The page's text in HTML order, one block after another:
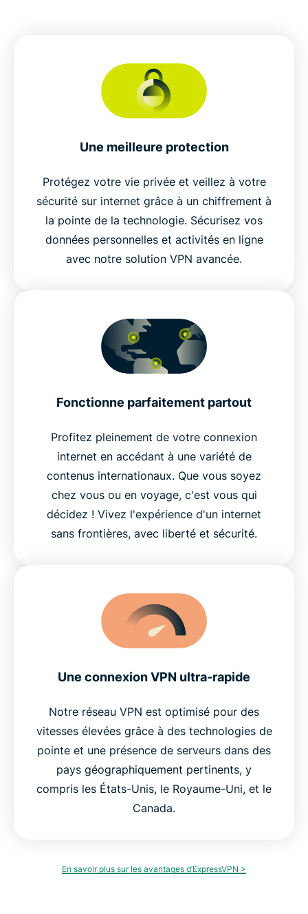
Une meilleure protection
Protégez votre vie privée et veillez à votre
sécurité sur internet grâce à un chiffrement à
la pointe de la technologie. Sécurisez vos
données personnelles et activités en ligne
avec notre solution VPN avancée.
Fonctionne parfaitement partout
Profitez pleinement de votre connexion
internet en accédant à une variété de
contenus internationaux. Que vous soyez
chez vous ou en voyage, c'est vous qui
décidez ! Vivez l'expérience d'un internet
sans frontières, avec liberté et sécurité.
Une connexion VPN ultra-rapide
Notre réseau VPN est optimisé pour des
vitesses élevées grâce à des technologies de
pointe et une présence de serveurs dans des
pays géographiquement pertinents, y
compris les États-Unis, le Royaume-Uni, et le
Canada.
En savoir plus sur les avantages d’ExpressVPN >